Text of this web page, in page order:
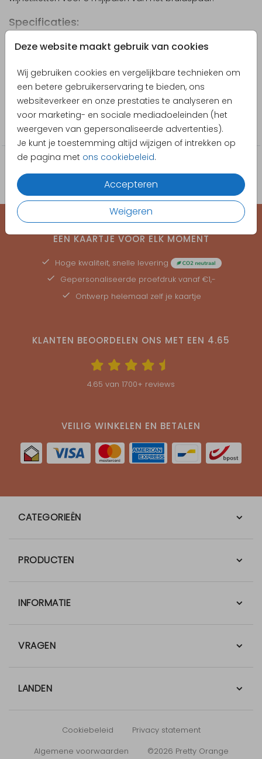
Deze website maakt gebruik van cookies
Wij gebruiken cookies en vergelijkbare technieken om
een betere gebruikerservaring te bieden, ons
websiteverkeer en onze prestaties te analyseren en
voor marketing- en sociale mediadoeleinden (het
weergeven van gepersonaliseerde advertenties).
Je kunt je toestemming altijd wijzigen of intrekken op
de pagina met ons cookiebeleid.
Accepteren
Weigeren
Specificaties:
5 unieke etiketten
Geprint op mat stickermateriaal
Toon meer
Designer
Pretty Orange
Sticker
EEN KAARTJE VOOR ELK MOMENT
Hoge kwaliteit, snelle levering
Gepersonaliseerde proefdruk vanaf €1,-
Ontwerp helemaal zelf je kaartje
KLANTEN BEOORDELEN ONS MET EEN 4.65
4.65 van 1700+ reviews
VEILIG WINKELEN EN BETALEN
CATEGORIEËN
PRODUCTEN
INFORMATIE
VRAGEN
LANDEN
Cookiebeleid
Privacy statement
Algemene voorwaarden
©2026 Pretty Orange